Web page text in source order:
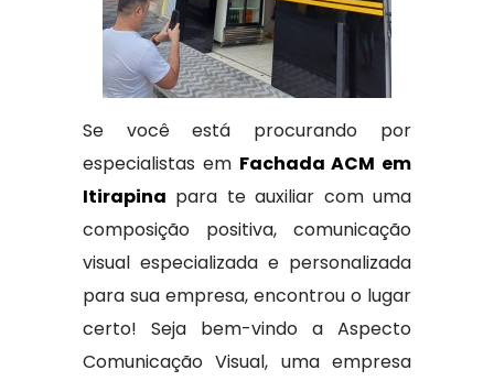
Se você está procurando por
especialistas em Fachada ACM em
Itirapina para te auxiliar com uma
composição positiva, comunicação
visual especializada e personalizada
para sua empresa, encontrou o lugar
certo! Seja bem-vindo a Aspecto
Comunicação Visual, uma empresa